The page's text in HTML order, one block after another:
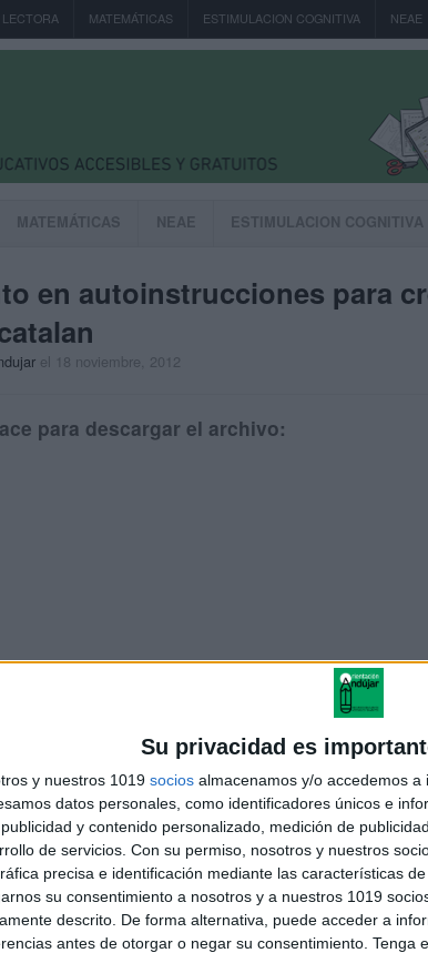
Su privacidad es
y nuestros 1019 socios almacenamos y/o accedemos
datos personales, como identificadores únicos e
y contenido personalizado, medición de
de servicios. Con su permiso, nosotros y nuestros
precisa e identificación mediante las características
su consentimiento a nosotros y a nuestros 1019
descrito. De forma alternativa, puede acceder a
antes de otorgar o negar su consentimiento. Tenga
MATEMÁTICAS ESTIMULACION COGNITIVA NEAE
MATEMÁTICAS NEAE ESTIMULACION COGNITIVA
en autoinstrucciones para
el 18 noviembre, 2012
para descargar el archivo:
Entrenamiento en
autoinstrucciones para crear
historias en catalan